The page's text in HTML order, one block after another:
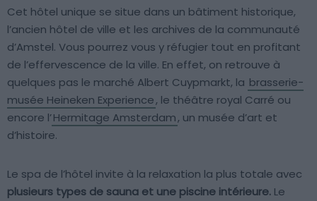
Cet hôtel unique se situe dans un bâtiment historique,
l’ancien hôtel de ville et les archives de la communauté
d’Amstel. Vous pourrez vous y réfugier tout en profitant
de l’effervescence de la ville. En effet, on retrouve à
quelques pas le marché Albert Cuypmarkt, la brasserie-
musée Heineken Experience, le théâtre royal Carré ou
encore l’Hermitage Amsterdam, un musée d’art et
d’histoire.
Le spa de l’hôtel invite à la relaxation la plus totale avec
plusieurs types de sauna et une piscine intérieure. Le